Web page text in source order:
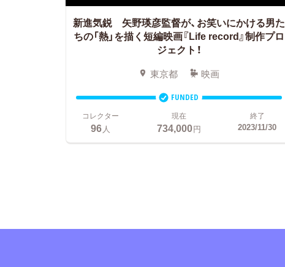
新進気鋭 矢野瑛彦監督が、お笑いにかける男た
ちの「熱」を描く短編映画『Life record』制作プロ
ジェクト！
東京都 映画
FUNDED
コレクター
96人
現在
734,000円
終了
2023/11/30